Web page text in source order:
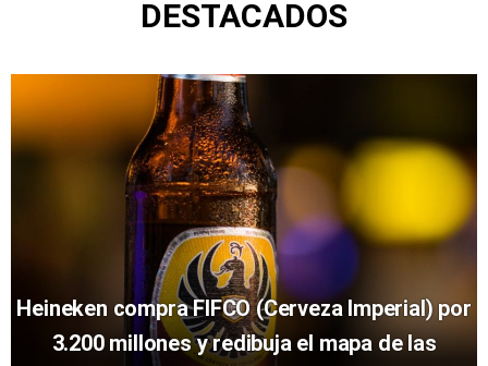
DESTACADOS
Heineken compra FIFCO (Cerveza Imperial) por
3.200 millones y redibuja el mapa de las